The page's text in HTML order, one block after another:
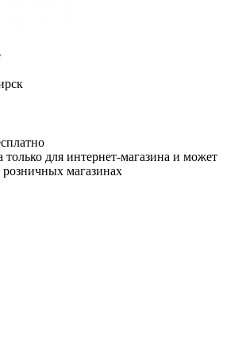
только для интернет-магазина и может
розничных магазинах